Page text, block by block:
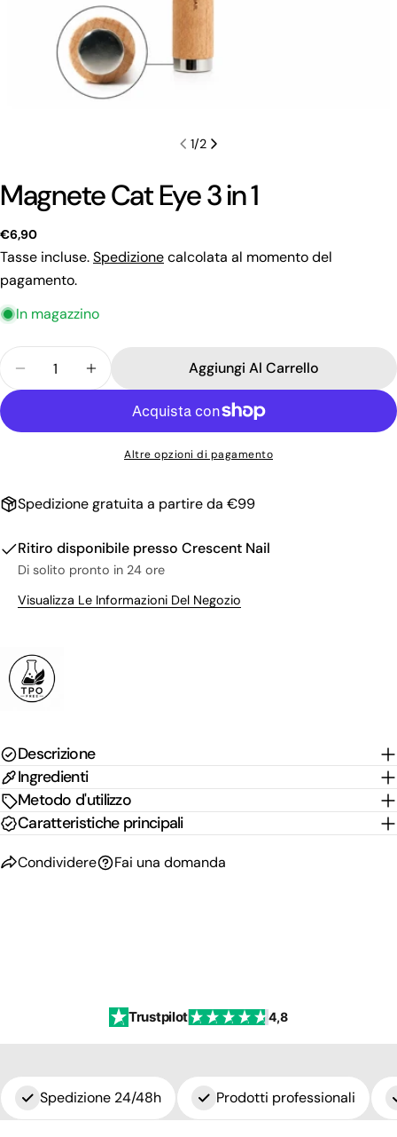
1/2
Magnete Cat Eye 3 in 1
Prezzo
regolare
€6,90
Tasse incluse.Spedizionecalcolata al momento del
pagamento.
In magazzino
Diminuisci La Quantità Per Magnete Cat Eye 3 In 1
Aumenta La Quantità Per Magnete Cat
Aggiungi Al Carrello
Altre opzioni di pagamento
Spedizione gratuita a partire da €99
Ritiro disponibile presso Crescent Nail
Di solito pronto in 24 ore
Visualizza Le Informazioni Del Negozio
Descrizione
Ingredienti
Metodo d'utilizzo
Caratteristiche principali
Condividere
Condividi
su
Facebook
Condividi
su
X
Pin
su
Pinterest
Fai una domanda
Fai una domanda
nome
tuo
Il
messaggio
Trustpilot 4,8
Spedizione 24/48h Prodotti professionali